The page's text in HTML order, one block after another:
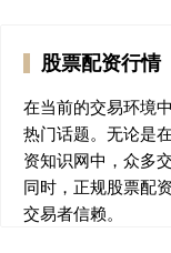
股票配资行情
在当前的交易环境
热门话题。无论是
资知识网中，众多
同时，正规股票配
交易者信赖。